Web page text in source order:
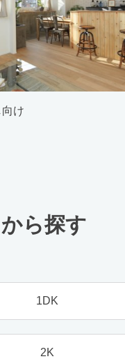
け
ら探す
1DK
2K